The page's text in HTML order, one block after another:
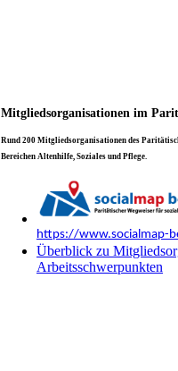
Mitgliedsorganisationen im
Rund 200 Mitgliedsorganisationen des
Bereichen Altenhilfe, Soziales und Pflege.
https://www.socialmap-
Überblick zu
Arbeitsschwerpunkten